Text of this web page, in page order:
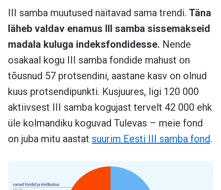
III samba muutused näitavad sama trendi. Täna
läheb valdav enamus III samba sissemakseid
madala kuluga indeksfondidesse. Nende
osakaal kogu III samba fondide mahust on
tõusnud 57 protsendini, aastane kasv on olnud
kuus protsendipunkti. Kusjuures, ligi 120 000
aktiivsest III samba kogujast tervelt 42 000 ehk
üle kolmandiku koguvad Tulevas – meie fond
on juba mitu aastat suurim Eesti III samba fond.